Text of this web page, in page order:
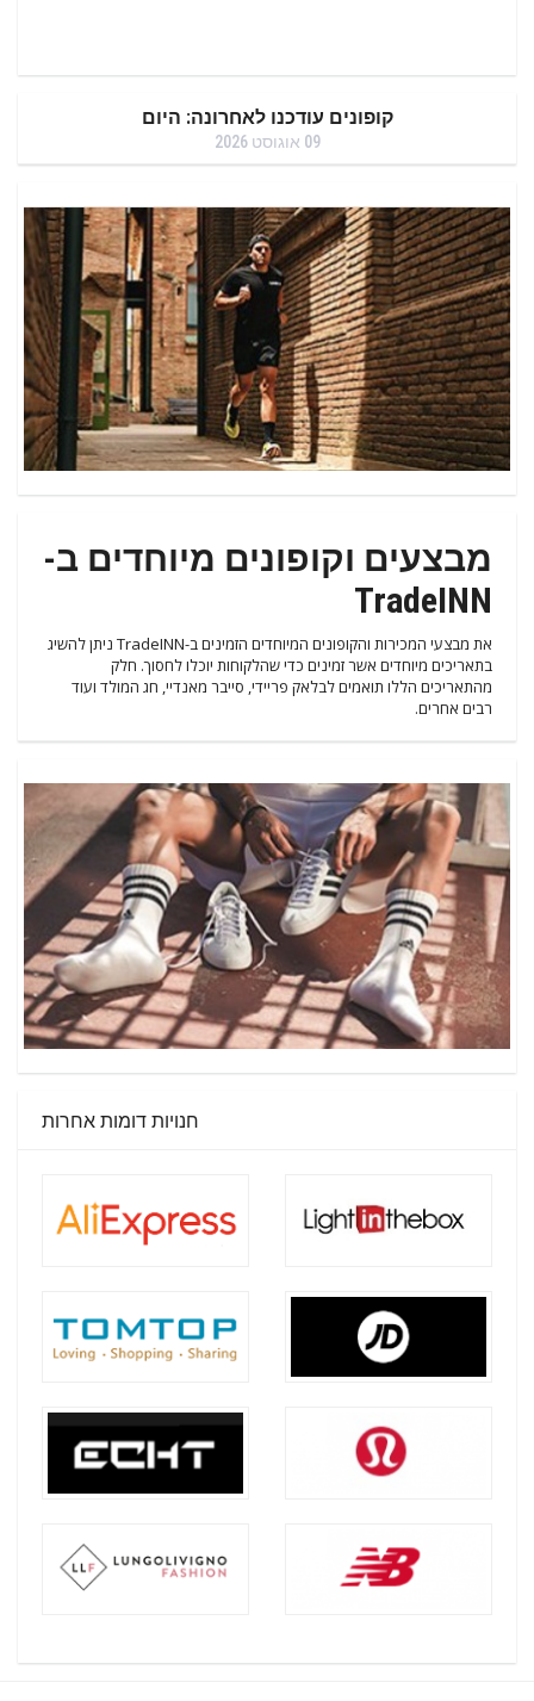
קופונים עודכנו לאחרונה: היום
09 אוגוסט 2026
מבצעים וקופונים מיוחדים ב-
TradeINN
את מבצעי המכירות והקופונים המיוחדים הזמינים ב-TradeINN ניתן להשיג
בתאריכים מיוחדים אשר זמינים כדי שהלקוחות יוכלו לחסוך. חלק
מהתאריכים הללו תואמים לבלאק פריידי, סייבר מאנדיי, חג המולד ועוד
רבים אחרים.
חנויות דומות אחרות